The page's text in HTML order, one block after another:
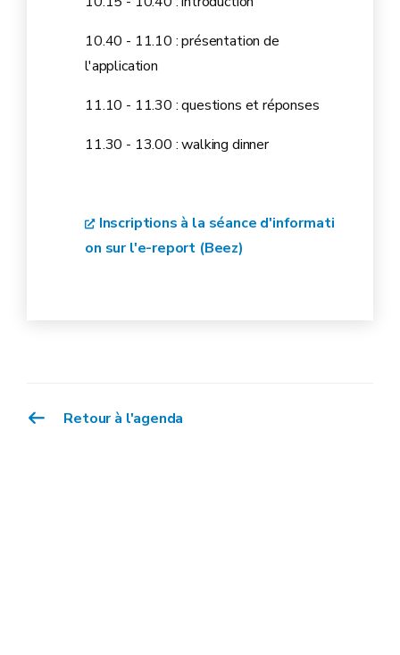
Retour à l'agenda
10.40 - 11.10 : présentation de
l'application
11.10 - 11.30 : questions et réponses
11.30 - 13.00 : walking dinner
Inscriptions à la séance d'informati
on sur l'e-report (Beez)